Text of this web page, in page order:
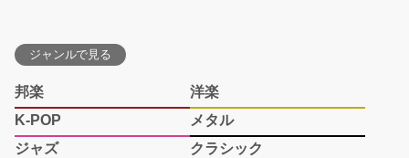
ジャンルで見る
邦楽
洋楽
K-POP
メタル
ジャズ
クラシック